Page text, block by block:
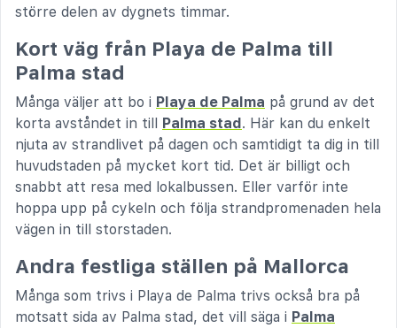
större delen av dygnets timmar.
Kort väg från Playa de Palma till
Palma stad
Många väljer att bo i Playa de Palma på grund av det
korta avståndet in till Palma stad. Här kan du enkelt
njuta av strandlivet på dagen och samtidigt ta dig in till
huvudstaden på mycket kort tid. Det är billigt och
snabbt att resa med lokalbussen. Eller varför inte
hoppa upp på cykeln och följa strandpromenaden hela
vägen in till storstaden.
Andra festliga ställen på Mallorca
Många som trivs i Playa de Palma trivs också bra på
motsatt sida av Palma stad, det vill säga i Palma